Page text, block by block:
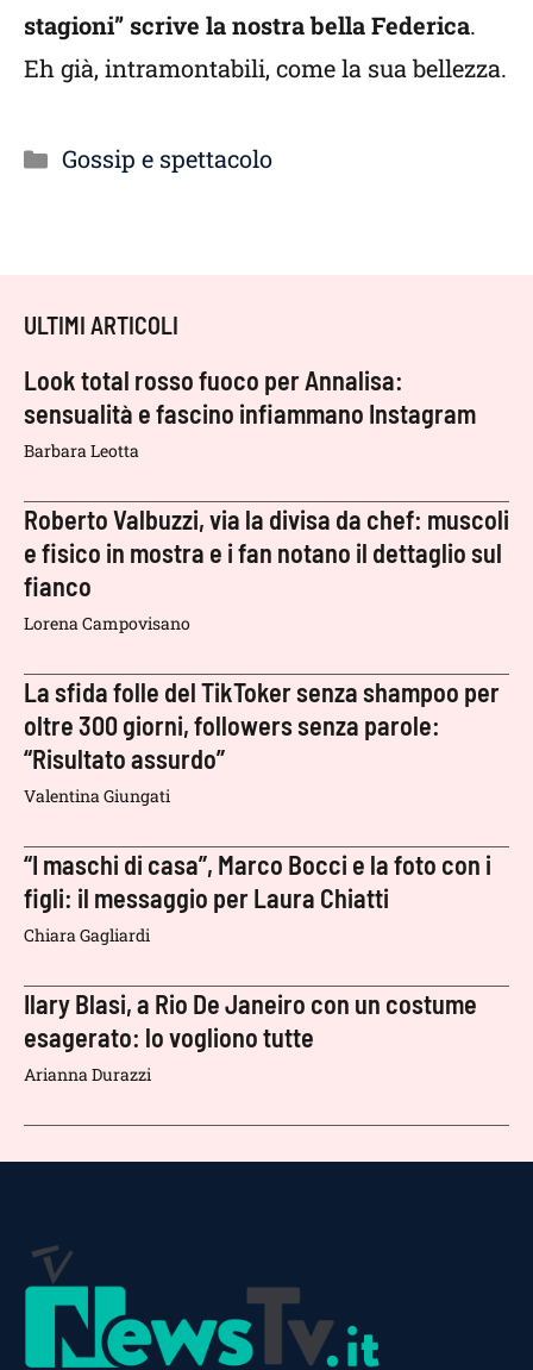
stagioni” scrive la nostra bella Federica.
Eh già, intramontabili, come la sua bellezza.
Categorie
Gossip e spettacolo
ULTIMI ARTICOLI
Look total rosso fuoco per Annalisa:
sensualità e fascino infiammano Instagram
Barbara Leotta
Roberto Valbuzzi, via la divisa da chef: muscoli
e fisico in mostra e i fan notano il dettaglio sul
fianco
Lorena Campovisano
La sfida folle del TikToker senza shampoo per
oltre 300 giorni, followers senza parole:
“Risultato assurdo”
Valentina Giungati
“I maschi di casa”, Marco Bocci e la foto con i
figli: il messaggio per Laura Chiatti
Chiara Gagliardi
Ilary Blasi, a Rio De Janeiro con un costume
esagerato: lo vogliono tutte
Arianna Durazzi